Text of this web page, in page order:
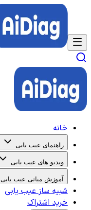
خانه
راهنمای عیب یابی
ویدیو های عیب یابی
آموزش مبانی عیب یابی
شبیه ساز عیب یابی
خرید اشتراک